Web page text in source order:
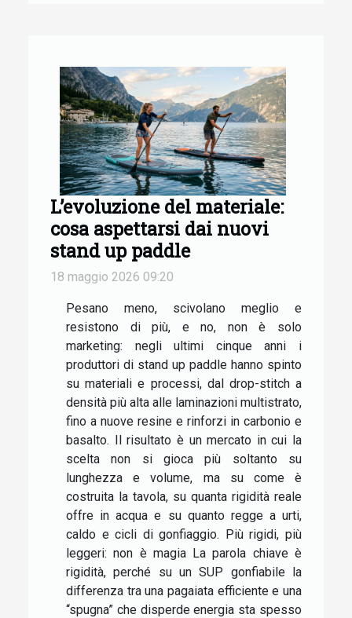
L’evoluzione del materiale:
cosa aspettarsi dai nuovi
stand up paddle
18 maggio 2026 09:20
Pesano meno, scivolano meglio e
resistono di più, e no, non è solo
marketing: negli ultimi cinque anni i
produttori di stand up paddle hanno spinto
su materiali e processi, dal drop-stitch a
densità più alta alle laminazioni multistrato,
fino a nuove resine e rinforzi in carbonio e
basalto. Il risultato è un mercato in cui la
scelta non si gioca più soltanto su
lunghezza e volume, ma su come è
costruita la tavola, su quanta rigidità reale
offre in acqua e su quanto regge a urti,
caldo e cicli di gonfiaggio. Più rigidi, più
leggeri: non è magia La parola chiave è
rigidità, perché su un SUP gonfiabile la
differenza tra una pagaiata efficiente e una
“spugna” che disperde energia sta spesso